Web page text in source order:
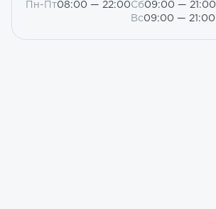
Пн-Пт08:00 — 22:00Сб09:00 — 21:00
Вс09:00 — 21:00